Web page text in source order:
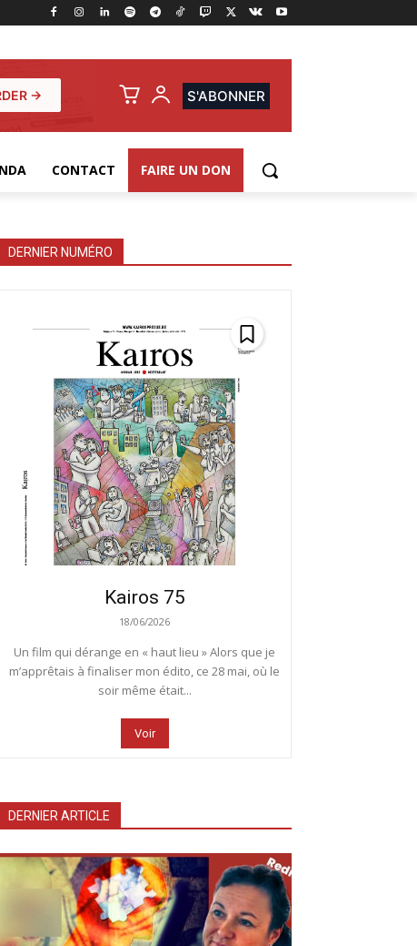
→ S'ABONNER
CONTACT FAIRE UN DON
DERNIER NUMÉRO
Kairos 75
18/06/2026
Un film qui dérange en « haut lieu » Alors que je
m’apprêtais à finaliser mon édito, ce 28 mai, où le
soir même était...
Voir
DERNIER ARTICLE